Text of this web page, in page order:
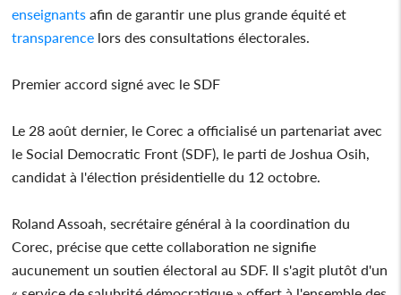
enseignants afin de garantir une plus grande équité et
transparence lors des consultations électorales.
Premier accord signé avec le SDF
Le 28 août dernier, le Corec a officialisé un partenariat avec
le Social Democratic Front (SDF), le parti de Joshua Osih,
candidat à l'élection présidentielle du 12 octobre.
Roland Assoah, secrétaire général à la coordination du
Corec, précise que cette collaboration ne signifie
aucunement un soutien électoral au SDF. Il s'agit plutôt d'un